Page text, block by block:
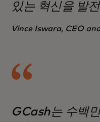
있는 혁신을 발
Vince Iswara, CEO
GCash는 수백